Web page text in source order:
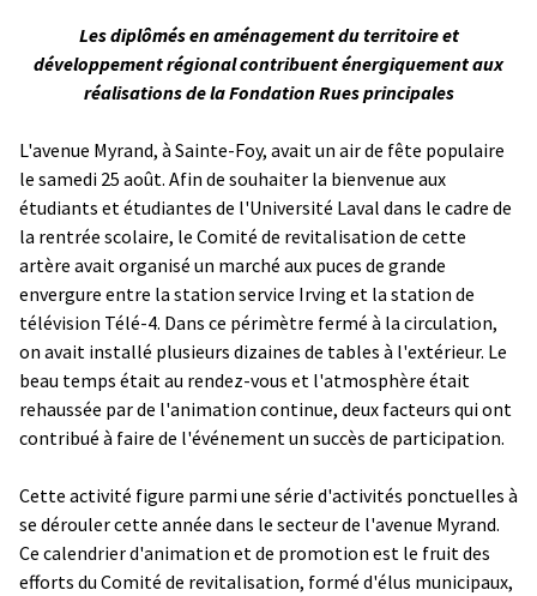
Les diplômés en aménagement du territoire et
développement régional contribuent énergiquement aux
réalisations de la Fondation Rues principales
L'avenue Myrand, à Sainte-Foy, avait un air de fête populaire
le samedi 25 août. Afin de souhaiter la bienvenue aux
étudiants et étudiantes de l'Université Laval dans le cadre de
la rentrée scolaire, le Comité de revitalisation de cette
artère avait organisé un marché aux puces de grande
envergure entre la station service Irving et la station de
télévision Télé-4. Dans ce périmètre fermé à la circulation,
on avait installé plusieurs dizaines de tables à l'extérieur. Le
beau temps était au rendez-vous et l'atmosphère était
rehaussée par de l'animation continue, deux facteurs qui ont
contribué à faire de l'événement un succès de participation.
Cette activité figure parmi une série d'activités ponctuelles à
se dérouler cette année dans le secteur de l'avenue Myrand.
Ce calendrier d'animation et de promotion est le fruit des
efforts du Comité de revitalisation, formé d'élus municipaux,